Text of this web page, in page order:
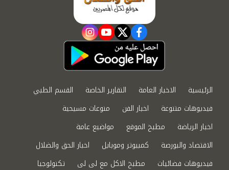
facebook
twitter
youtube
instagram
الرئيسية الاخبار العامة التقارير الخاصة
القسم الطبي
فيديوهات متنوعة
اخبار الفن
منوعات مسيحية
اخبار الرياضة
مطبخ الموقع
مواضيع عامة
الاقتصاد والبورصة
كمبيوتر وموبايل
اخبار الحق والضلال
فيديوهات فضائيات
مطبخ الاكل مع لى لى تكنولوجيا